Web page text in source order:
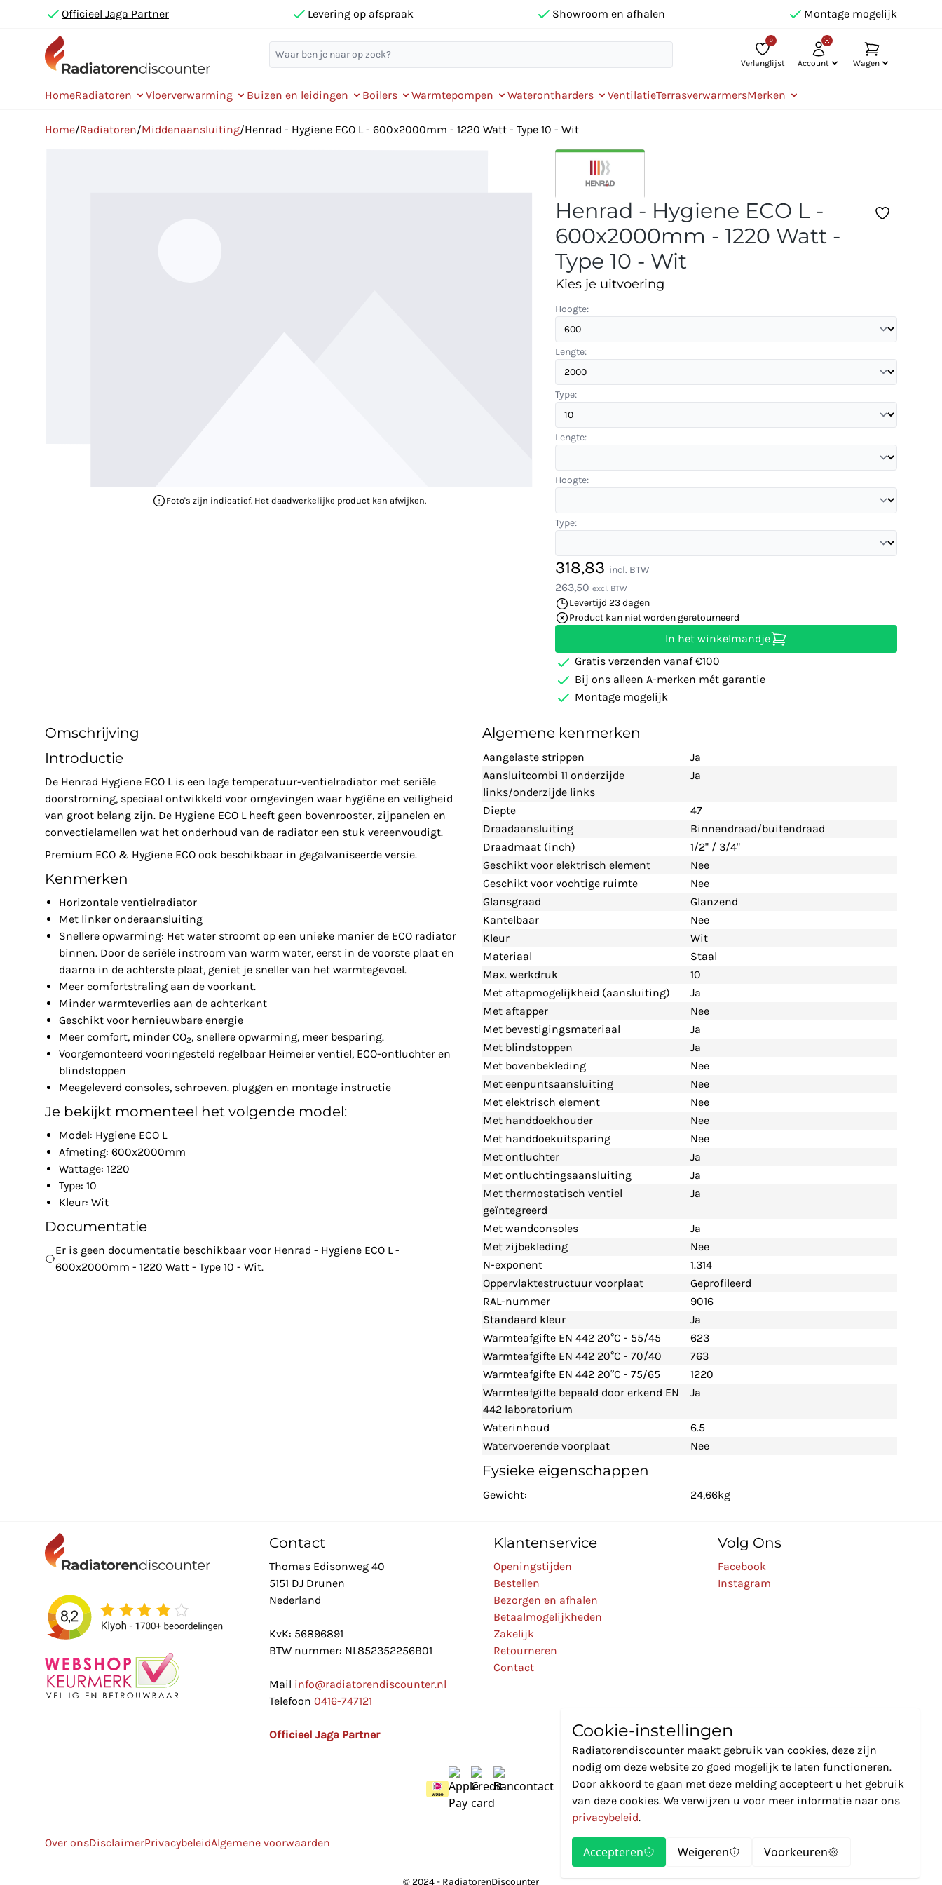
Officieel Jaga Partner Levering op afspraak Showroom en afhalen Montage mogelijk
0
Verlanglijst Account Wagen
HomeRadiatoren Vloerverwarming Buizen en leidingen Boilers Warmtepompen Waterontharders VentilatieTerrasverwarmersMerken
Home/Radiatoren/Middenaansluiting/Henrad - Hygiene ECO L - 600x2000mm - 1220 Watt - Type 10 - Wit
Foto's zijn indicatief. Het daadwerkelijke product kan afwijken.
Henrad - Hygiene ECO L -
600x2000mm - 1220 Watt -
Type 10 - Wit
Kies je uitvoering
Hoogte:
Lengte:
Type:
Lengte:
Hoogte:
Type:
318,83 incl. BTW
263,50 excl. BTW
Levertijd 23 dagen
Product kan niet worden geretourneerd
In het winkelmandje
Gratis verzenden vanaf €100
Bij ons alleen A-merken mét garantie
Montage mogelijk
Omschrijving
Introductie
De Henrad Hygiene ECO L is een lage temperatuur-ventielradiator met seriële
doorstroming, speciaal ontwikkeld voor omgevingen waar hygiëne en veiligheid
van groot belang zijn. De Hygiene ECO L heeft geen bovenrooster, zijpanelen en
convectielamellen wat het onderhoud van de radiator een stuk vereenvoudigt.
Premium ECO & Hygiene ECO ook beschikbaar in gegalvaniseerde versie.
Kenmerken
Horizontale ventielradiator
Met linker onderaansluiting
Snellere opwarming: Het water stroomt op een unieke manier de ECO radiator
binnen. Door de seriële instroom van warm water, eerst in de voorste plaat en
daarna in de achterste plaat, geniet je sneller van het warmtegevoel.
Meer comfortstraling aan de voorkant.
Minder warmteverlies aan de achterkant
Geschikt voor hernieuwbare energie
Meer comfort, minder CO2, snellere opwarming, meer besparing.
Voorgemonteerd vooringesteld regelbaar Heimeier ventiel, ECO-ontluchter en
blindstoppen
Meegeleverd consoles, schroeven. pluggen en montage instructie
Je bekijkt momenteel het volgende model:
Model: Hygiene ECO L
Afmeting: 600x2000mm
Wattage: 1220
Type: 10
Kleur: Wit
Documentatie
Er is geen documentatie beschikbaar voor Henrad - Hygiene ECO L -
600x2000mm - 1220 Watt - Type 10 - Wit.
Algemene kenmerken
Aangelaste strippen
Ja
Aansluitcombi 11 onderzijde
links/onderzijde links
Ja
Diepte
47
Draadaansluiting
Binnendraad/buitendraad
Draadmaat (inch)
1/2" / 3/4"
Geschikt voor elektrisch element
Nee
Geschikt voor vochtige ruimte
Nee
Glansgraad
Glanzend
Kantelbaar
Nee
Kleur
Wit
Materiaal
Staal
Max. werkdruk
10
Met aftapmogelijkheid (aansluiting)
Ja
Met aftapper
Nee
Met bevestigingsmateriaal
Ja
Met blindstoppen
Ja
Met bovenbekleding
Nee
Met eenpuntsaansluiting
Nee
Met elektrisch element
Nee
Met handdoekhouder
Nee
Met handdoekuitsparing
Nee
Met ontluchter
Ja
Met ontluchtingsaansluiting
Ja
Met thermostatisch ventiel
geïntegreerd
Ja
Met wandconsoles
Ja
Met zijbekleding
Nee
N-exponent
1.314
Oppervlaktestructuur voorplaat
Geprofileerd
RAL-nummer
9016
Standaard kleur
Ja
Warmteafgifte EN 442 20°C - 55/45
623
Warmteafgifte EN 442 20°C - 70/40
763
Warmteafgifte EN 442 20°C - 75/65
1220
Warmteafgifte bepaald door erkend EN
442 laboratorium
Ja
Waterinhoud
6.5
Watervoerende voorplaat
Nee
Fysieke eigenschappen
Gewicht: 24,66kg
Contact
Thomas Edisonweg 40
5151 DJ Drunen
Nederland
KvK: 56896891
BTW nummer: NL852352256B01
Mail info@radiatorendiscounter.nl
Telefoon 0416-747121
Officieel Jaga Partner
Klantenservice
Openingstijden
Bestellen
Bezorgen en afhalen
Betaalmogelijkheden
Zakelijk
Retourneren
Contact
Volg Ons
Facebook
Instagram
Over onsDisclaimerPrivacybeleidAlgemene voorwaarden
© 2024 - RadiatorenDiscounter
Cookie-instellingen
Radiatorendiscounter maakt gebruik van cookies, deze zijn
nodig om deze website zo goed mogelijk te laten functioneren.
Door akkoord te gaan met deze melding accepteert u het gebruik
van deze cookies. We verwijzen u voor meer informatie naar ons
privacybeleid.
Accepteren Weigeren Voorkeuren